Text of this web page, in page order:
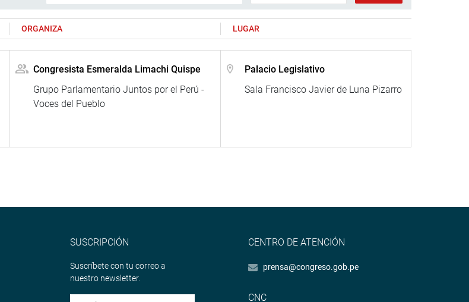
ORGANIZA LUGAR
Congresista Esmeralda Limachi Quispe
Grupo Parlamentario Juntos por el Perú -
Voces del Pueblo
Palacio Legislativo
Sala Francisco Javier de Luna Pizarro
SUSCRIPCIÓN
Suscríbete con tu correo a
nuestro newsletter.
CENTRO DE ATENCIÓN
prensa@congreso.gob.pe
CNC